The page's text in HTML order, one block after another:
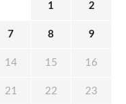
1 2
7 8 9
14 15 16
21 22 23